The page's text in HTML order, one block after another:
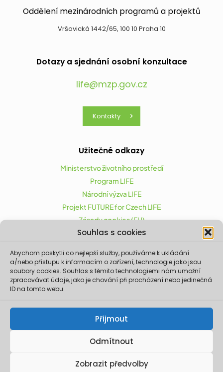
Souhlas s cookies
Abychom poskytli co nejlepší služby, používáme k ukládání
a/nebo přístupu k informacím o zařízení, technologie jako jsou
soubory cookies. Souhlas s těmito technologiemi nám umožní
zpracovávat údaje, jako je chování při procházení nebo jedinečná
ID na tomto webu.
Přijmout
Odmítnout
Zobrazit předvolby
Oddělení mezinárodních programů a projektů
Vršovická 1442/65, 100 10 Praha 10
Dotazy a sjednání osobní konzultace
life@mzp.gov.cz
Kontakty
Užitečné odkazy
Ministerstvo životního prostředí
Program LIFE
Národní výzva LIFE
Projekt FUTURE for Czech LIFE
Zásady cookies (EU)
Projekt FUTURE for Czech LIFE (LIFE21-CAP-CZ-LIFE
FOR CZECHIA) byl podpořen z finančního nástroje
Evropské unie LIFE.
Údaje a informace zveřejněné na těchto
Ministerstva životního prostředí a partnerů
projektu. Evropská komise není odpovědná za
jakékoliv použití informací zveřejněných na
těchto stránkách.
© 2026 Ministerstvo životního prostředí. Realizace ©